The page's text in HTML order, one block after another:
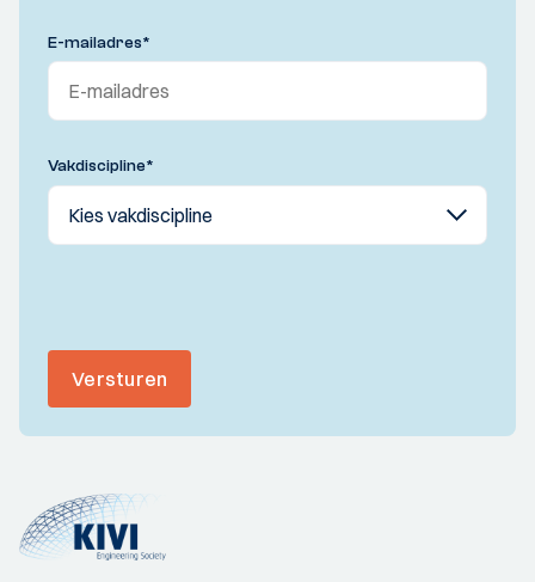
E-mailadres*
Vakdiscipline*
Versturen